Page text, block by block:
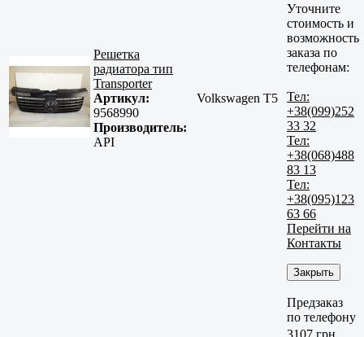
Решетка
радиатора тип
Transporter
Артикул:
9568990
Производитель:
API
Volkswagen T5
Уточните
стоимость и
возможность
заказа по
телефонам:
Тел:
+38(099)252
33 32
Тел:
+38(068)488
83 13
Тел:
+38(095)123
63 66
Перейти на
Контакты
Закрыть
Предзаказ
по телефону